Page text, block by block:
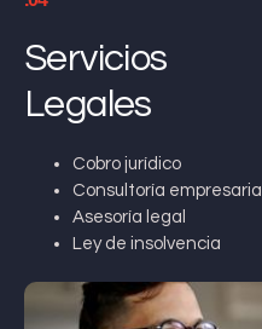
Servicios
Legales
Cobro jurídico
Consultoría empresarial
Asesoría legal
Ley de insolvencia